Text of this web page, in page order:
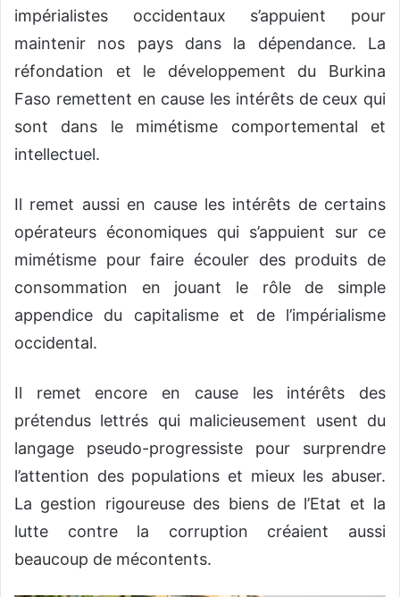
impérialistes occidentaux s’appuient pour
maintenir nos pays dans la dépendance. La
réfondation et le développement du Burkina
Faso remettent en cause les intérêts de ceux qui
sont dans le mimétisme comportemental et
intellectuel.
Il remet aussi en cause les intérêts de certains
opérateurs économiques qui s’appuient sur ce
mimétisme pour faire écouler des produits de
consommation en jouant le rôle de simple
appendice du capitalisme et de l’impérialisme
occidental.
Il remet encore en cause les intérêts des
prétendus lettrés qui malicieusement usent du
langage pseudo-progressiste pour surprendre
l’attention des populations et mieux les abuser.
La gestion rigoureuse des biens de l’Etat et la
lutte contre la corruption créaient aussi
beaucoup de mécontents.